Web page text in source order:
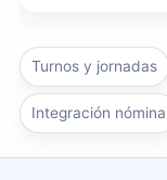
Turnos y jornadas
Integración nómina